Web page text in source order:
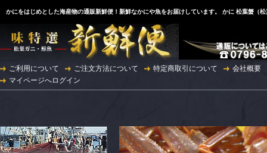
かにをはじめとした海産物の通販新鮮便！新鮮なかにや魚をお届けしています。 かに 松葉
ご利用について ご注文方法について 特定商取引について
会社概要
マイページへログイン